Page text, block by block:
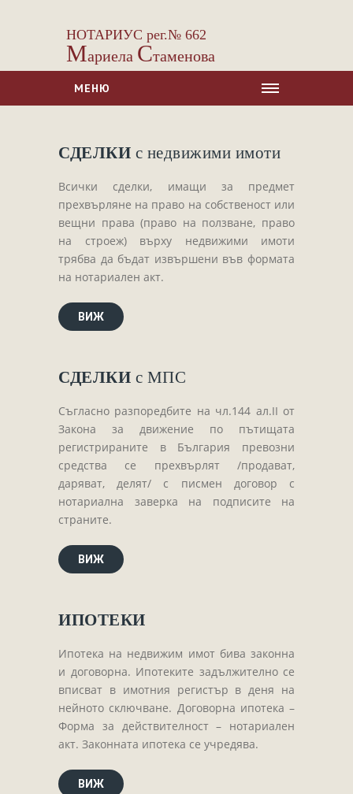
НОТАРИУС рег.№ 662
Мариела Стаменова
МЕНЮ
ЗА НАС
Сделки с недвижими имоти
Сделки с МПС
Ипотеки
Удостоверявания
Нотариални покани
Констативни протоколи
Изготвяне на документи
БЛАНКИ
ТАКСИ
ПОЛЕЗНА ИНФОРМАЦИЯ
КОНТАКТИ
СДЕЛКИ с недвижими имоти
Всички сделки, имащи за предмет
прехвърляне на право на собственост или
вещни права (право на ползване, право
на строеж) върху недвижими имоти
трябва да бъдат извършени във формата
на нотариален акт.
ВИЖ
СДЕЛКИ с МПС
Съгласно разпоредбите на чл.144 ал.ІІ от
Закона за движение по пътищата
регистрираните в България превозни
средства се прехвърлят /продават,
даряват, делят/ с писмен договор с
нотариална заверка на подписите на
страните.
ВИЖ
ИПОТЕКИ
Ипотека на недвижим имот бива законна
и договорна. Ипотеките задължително се
вписват в имотния регистър в деня на
нейното сключване. Договорна ипотека –
Форма за действителност – нотариален
акт. Законната ипотека се учредява.
ВИЖ